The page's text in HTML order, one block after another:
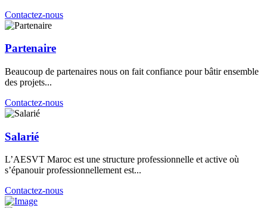
Contactez-nous
Partenaire
Beaucoup de partenaires nous on fait confiance pour bâtir ensemble
des projets...
Contactez-nous
Salarié
L’AESVT Maroc est une structure professionnelle et active où
s’épanouir professionnellement est...
Contactez-nous